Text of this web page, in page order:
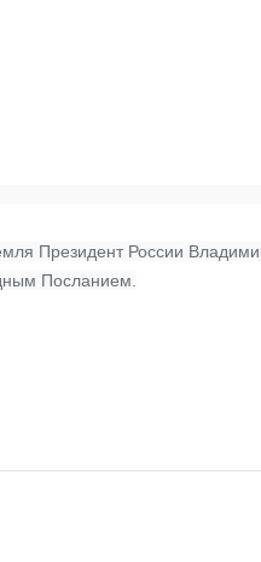
Президент России
Посланием.